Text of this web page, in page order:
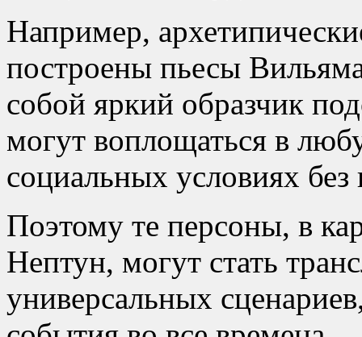
Например,
построены пьесы
собой яркий образчик
могут воплощаться в
социальных условиях
Поэтому те персоны, в
Нептун, могут стать
универсальных